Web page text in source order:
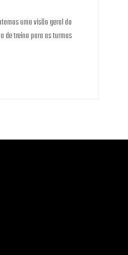
uma visão geral do
de treino para as turmas